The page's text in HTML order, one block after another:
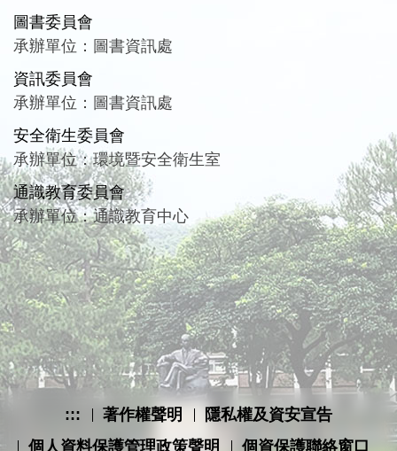
圖書委員會
承辦單位：圖書資訊處
資訊委員會
承辦單位：圖書資訊處
安全衛生委員會
承辦單位：環境暨安全衛生室
通識教育委員會
承辦單位：通識教育中心
::: 著作權聲明
隱私權及資安宣告
個人資料保護管理政策聲明
個資保護聯絡窗口